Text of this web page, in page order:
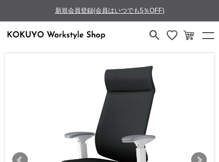
新規会員登録(会員はいつでも5％OFF)